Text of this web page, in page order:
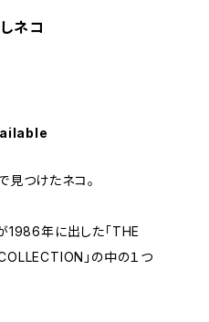
ネコ
見つけたネコ。
1986年に出した「THE
」の中の１つ